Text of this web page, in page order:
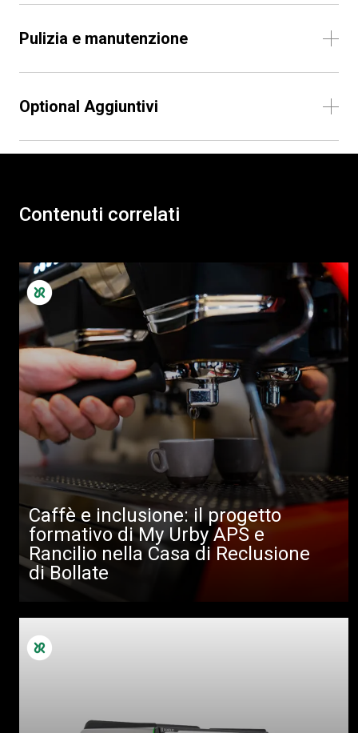
Pulizia e manutenzione
Optional Aggiuntivi
Contenuti correlati
Caffè e inclusione: il progetto
formativo di My Urby APS e
Rancilio nella Casa di Reclusione
di Bollate